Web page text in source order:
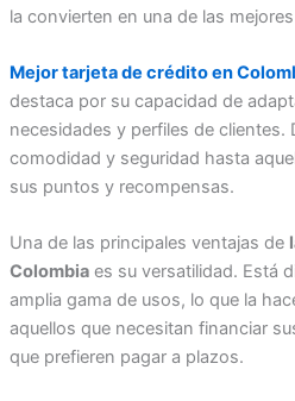
la convierten en una de las
Mejor tarjeta de crédito en
destaca por su capacidad de
necesidades y perfiles de clientes.
comodidad y seguridad hasta
sus puntos y recompensas.
Una de las principales ventajas de
Colombiaes su versatilidad. Está
amplia gama de usos, lo que la
aquellos que necesitan financiar
que prefieren pagar a plazos.